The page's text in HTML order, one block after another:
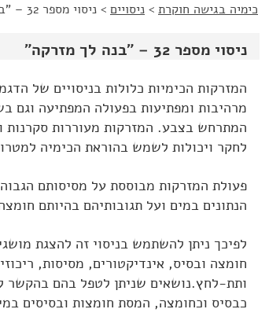
כימיה בגישה חוקרת > ניסויים > ניסוי מספר 32 – "בנה לך מזרקה"
ניסוי מספר 32 – "בנה לך מזרקה"
המזרקות הכימיות כלולות בניסויים של
מרהיבות ומפתיעות בפעולה המפתיעה וגם
המתרחש בצבע. המזרקות מעוררות סקרנות
לחקר ויכולות לשמש בהוראת הכימיה
פעולת המזרקות מבוססת על מסיסותם
הנתונים במים ועל תגובותיהם בהיותם
לפיכך ניתן להשתמש בניסוי זה להצגת
חומצה ובסיס, אינדיקטורים, מסיסות,
ותת-לחץ.נושאים שניתן לטפל בהם בהקשר
כבסיס וכחומצה, המסת חומצות ובסיסים